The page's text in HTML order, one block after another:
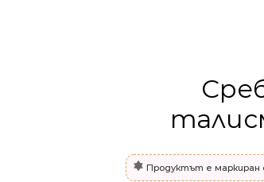
Продуктът е маркиран